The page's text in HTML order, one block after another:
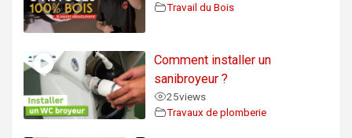
Travail du Bois
Comment installer un
sanibroyeur ?
25views
Travaux de plomberie